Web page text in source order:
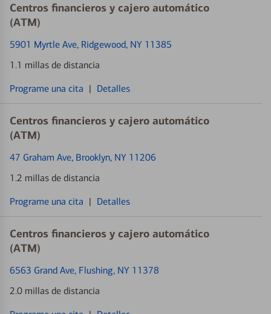
Centros financieros y cajero automático
(ATM)
5901 Myrtle Ave, Ridgewood, NY 11385
1.1 millas de distancia
Programe una cita | Detalles
Centros financieros y cajero automático
(ATM)
47 Graham Ave, Brooklyn, NY 11206
1.2 millas de distancia
Programe una cita | Detalles
Centros financieros y cajero automático
(ATM)
6563 Grand Ave, Flushing, NY 11378
2.0 millas de distancia